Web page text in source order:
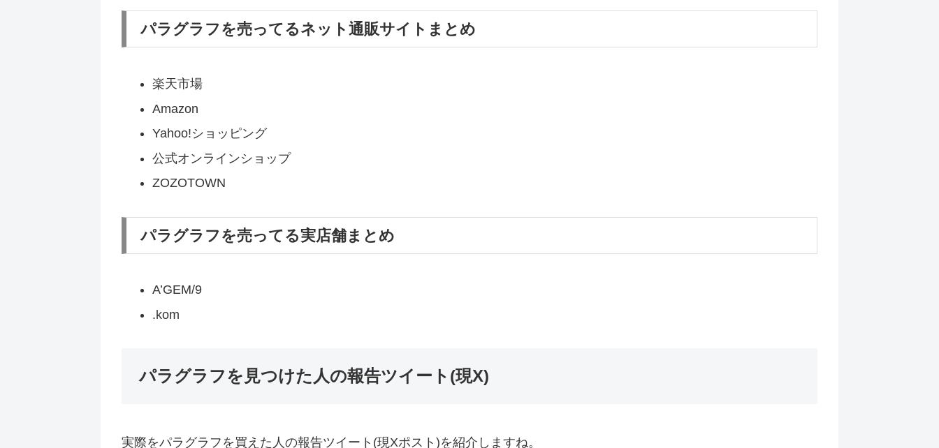
パラグラフを売ってるネット通販サイトまとめ
楽天市場
Amazon
Yahoo!ショッピング
公式オンラインショップ
ZOZOTOWN
パラグラフを売ってる実店舗まとめ
A’GEM/9
.kom
パラグラフを見つけた人の報告ツイート(現X)
実際をパラグラフを買えた人の報告ツイート(現Xポスト)を紹介しますね。